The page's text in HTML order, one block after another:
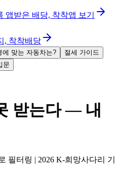
앱받은 배당, 착착앱 보기
, 착착배당
에 맞는 자동차는?
절세 가이드
문
받는다 — 내
필터링 | 2026 K-희망사다리 기